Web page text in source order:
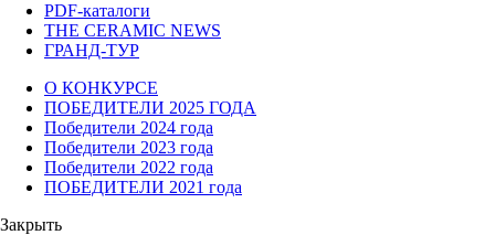
PDF-каталоги
THE CERAMIC NEWS
ГРАНД-ТУР
О КОНКУРСЕ
ПОБЕДИТЕЛИ 2025 ГОДА
Победители 2024 года
Победители 2023 года
Победители 2022 года
ПОБЕДИТЕЛИ 2021 года
Закрыть